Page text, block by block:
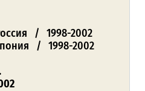
/ 1998-2002
/ 1998-2002